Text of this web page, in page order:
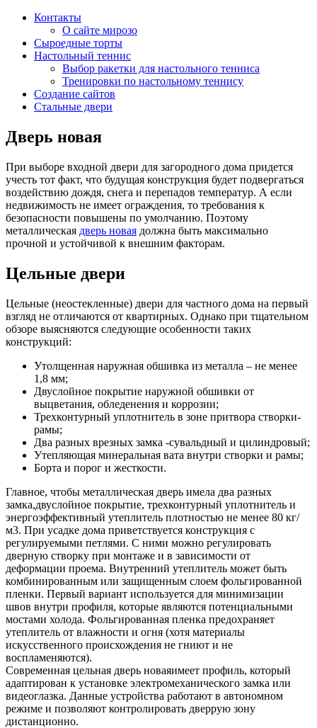
Контакты
О сайте мирозо
Сыроедные торты
Настольный теннис
Выбор ракетки для настольного тенниса
Тренировки по настольному теннису
Создание сайтов
Стальные двери
Дверь новая
При выборе входной двери для загородного дома придется
учесть тот факт, что будущая конструкция будет подвергаться
воздействию дождя, снега и перепадов температур. А если
недвижимость не имеет ограждения, то требования к
безопасности повышены по умолчанию. Поэтому
металлическая дверь новая должна быть максимально
прочной и устойчивой к внешним факторам.
Цельные двери
Цельные (неостекленные) двери для частного дома на первый
взгляд не отличаются от квартирных. Однако при тщательном
обзоре выясняются следующие особенности таких
конструкций:
Утолщенная наружная обшивка из металла – не менее
1,8 мм;
Двуслойное покрытие наружной обшивки от
выцветания, обледенения и коррозии;
Трехконтурный уплотнитель в зоне притвора створки-
рамы;
Два разных врезных замка -сувальдный и цилиндровый;
Утепляющая минеральная вата внутри створки и рамы;
Борта и порог и жесткости.
Главное, чтобы металлическая дверь имела два разных
замка,двуслойное покрытие, трехконтурный уплотнитель и
энергоэффективный утеплитель плотностью не менее 80 кг/
м3. При усадке дома приветствуется конструкция с
регулируемыми петлями. С ними можно регулировать
дверную створку при монтаже и в зависимости от
деформации проема. Внутренний утеплитель может быть
комбинированным или защищенным слоем фольгированной
пленки. Первый вариант используется для минимизации
швов внутри профиля, которые являются потенциальными
мостами холода. Фольгированная пленка предохраняет
утеплитель от влажности и огня (хотя материалы
искусственного происхождения не гниют и не
воспламеняются).
Современная цельная дверь новаяимеет профиль, который
адаптирован к установке электромеханического замка или
видеоглазка. Данные устройства работают в автономном
режиме и позволяют контролировать дверрую зону
дистанционно.